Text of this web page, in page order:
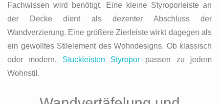
Fachwissen wird benötigt. Eine kleine Styroporleiste an
der Decke dient als dezenter Abschluss der
Wandverzierung. Eine größere Zierleiste wirkt dagegen als
ein gewolltes Stilelement des Wohndesigns. Ob klassisch
oder modern, Stuckleisten Styropor passen zu jedem
Wohnstil.